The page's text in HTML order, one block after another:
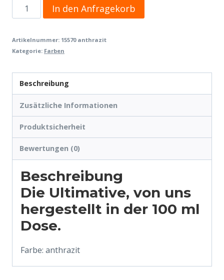
Durol
Schriftfarbe
Anthrazit
Menge
In den Anfragekorb
Artikelnummer: 15570 anthrazit
Kategorie: Farben
Beschreibung
Zusätzliche Informationen
Produktsicherheit
Bewertungen (0)
Beschreibung
Die Ultimative, von uns
hergestellt in der 100 ml
Dose.
Farbe: anthrazit